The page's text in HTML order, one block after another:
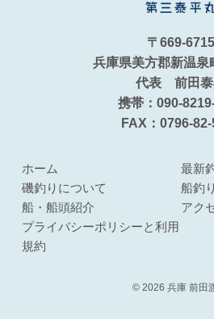
〒669-6715
兵庫県美方郡新温泉
代表 前田
携帯：090-
FAX：0796-
ホーム
最新
磯釣りについて
船釣
船・船頭紹介
アク
プライバシーポリシーと利用
規約
© 2026 兵庫 前田